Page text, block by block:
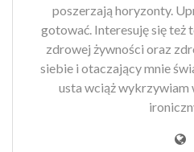
poszerzają horyzonty.
gotować. Interesuję się
zdrowej żywności oraz
siebie i otaczający mnie
usta wciąż wykrzywiam